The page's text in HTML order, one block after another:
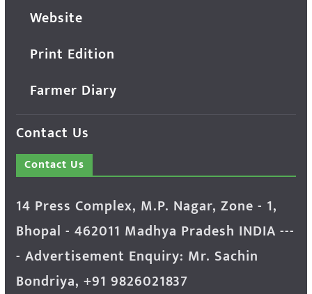
Website
Print Edition
Farmer Diary
Contact Us
Contact Us
14 Press Complex, M.P. Nagar, Zone - 1,
Bhopal - 462011 Madhya Pradesh INDIA ---
- Advertisement Enquiry: Mr. Sachin
Bondriya, +91 9826021837